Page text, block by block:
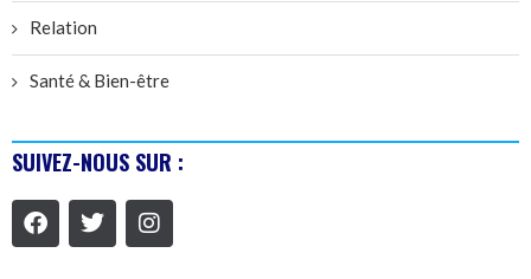
Relation
Santé & Bien-être
SUIVEZ-NOUS SUR :